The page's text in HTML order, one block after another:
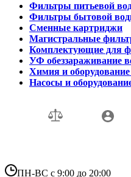
Фильтры питьевой
Фильтры бытовой
Сменные картриджи
Магистральные
Комплектующие для
УФ обеззараживание
Химия и оборудование
Насосы и
ПН-ВС с 9:00 до 20:00